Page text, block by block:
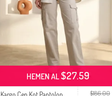
$186.00
Kargo Cep Kot Pantolon
HEMEN AL$27.59